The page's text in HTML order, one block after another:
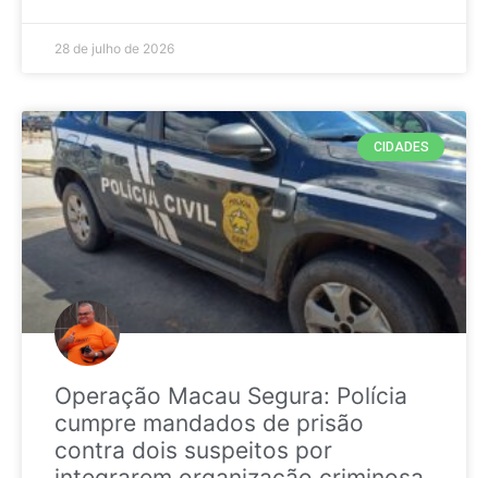
28 de julho de 2026
CIDADES
Operação Macau Segura: Polícia
cumpre mandados de prisão
contra dois suspeitos por